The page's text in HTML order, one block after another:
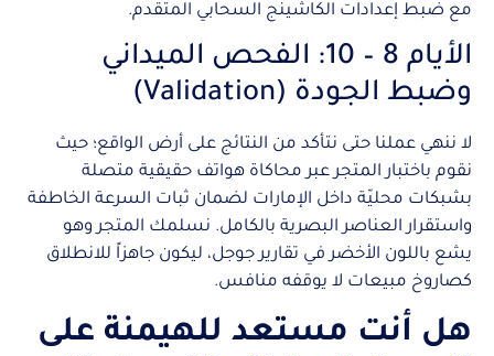
مع ضبط إعدادات الكاشينج السحابي المتقدم.
الأيام 8 – 10: الفحص الميداني
وضبط الجودة (Validation)
لا ننهي عملنا حتى نتأكد من النتائج على أرض الواقع؛ حيث
نقوم باختبار المتجر عبر محاكاة هواتف حقيقية متصلة
بشبكات محليّة داخل الإمارات لضمان ثبات السرعة الخاطفة
واستقرار العناصر البصرية بالكامل. نسلمك المتجر وهو
يشع باللون الأخضر في تقارير جوجل، ليكون جاهزاً للانطلاق
كصاروخ مبيعات لا يوقفه منافس.
هل أنت مستعد للهيمنة على